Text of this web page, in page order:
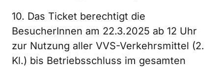
10. Das Ticket berechtigt die
BesucherInnen am 22.3.2025 ab 12 Uhr
zur Nutzung aller VVS-Verkehrsmittel (2.
Kl.) bis Betriebsschluss im gesamten